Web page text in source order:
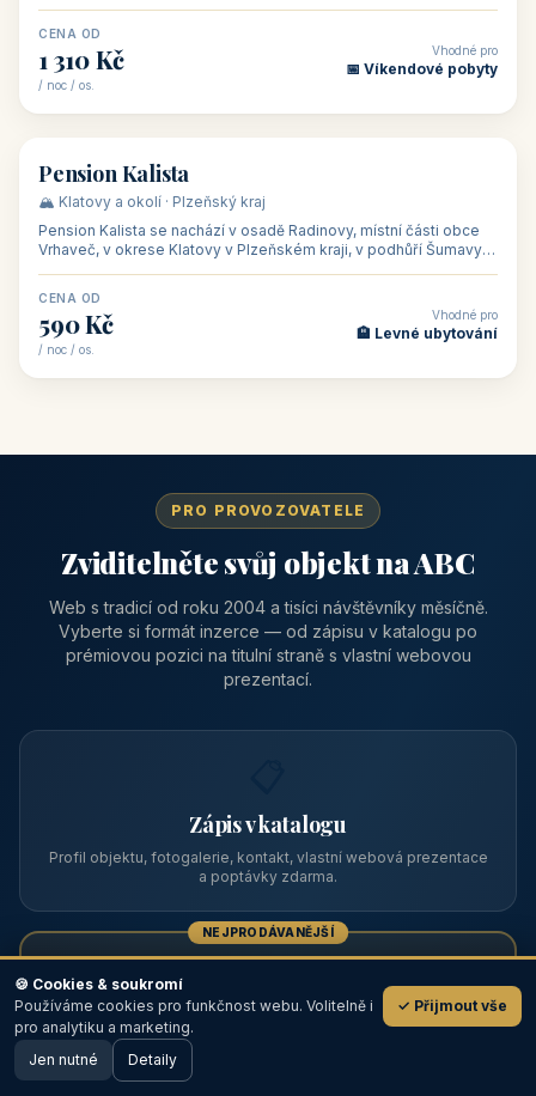
CENA OD
1 310 Kč
/ noc / os.
Vhodné pro
📅 Víkendové pobyty
🏡 penzion
Pension Kalista
🏔️ Klatovy a okolí · Plzeňský kraj
Pension Kalista se nachází v osadě Radinovy, místní části obce
Vrhaveč, v okrese Klatovy v Plzeňském kraji, v podhůří Šumavy
CENA OD
590 Kč
/ noc / os.
Vhodné pro
🏨 Levné ubytování
PRO PROVOZOVATELE
Zviditelněte svůj objekt na ABC
Web s tradicí od roku 2004 a tisíci návštěvníky měsíčně.
Vyberte si formát inzerce — od zápisu v katalogu po
prémiovou pozici na titulní straně s vlastní webovou
prezentací.
Zápis v katalogu
Profil objektu, fotogalerie, kontakt, vlastní webová prezentace
a poptávky zdarma.
NEJPRODÁVANĚJŠÍ
Prémiový partner
TOP pozice na titulce, přednost ve výpisech, zlatý odznak a
💬
🖥️ Desktop verze
🍪 Cookies & soukromí
Používáme cookies pro funkčnost webu. Volitelně i
pro analytiku a marketing.
✓ Přijmout vše
Jen nutné Detaily